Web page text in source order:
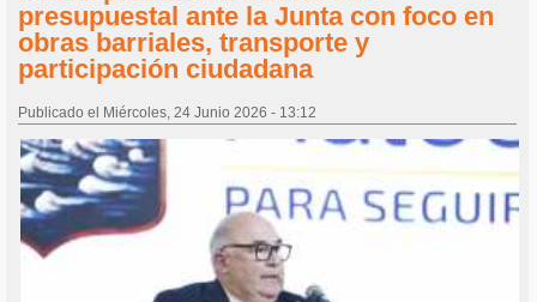
presupuestal ante la Junta con foco en
obras barriales, transporte y
participación ciudadana
Publicado el Miércoles, 24 Junio 2026 - 13:12